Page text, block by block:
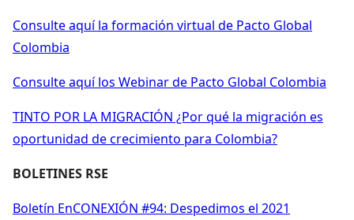
Consulte aquí la formación virtual de Pacto Global
Colombia
Consulte aquí los Webinar de Pacto Global Colombia
TINTO POR LA MIGRACIÓN ¿Por qué la migración es
oportunidad de crecimiento para Colombia?
BOLETINES RSE
Boletín EnCONEXIÓN #94: Despedimos el 2021